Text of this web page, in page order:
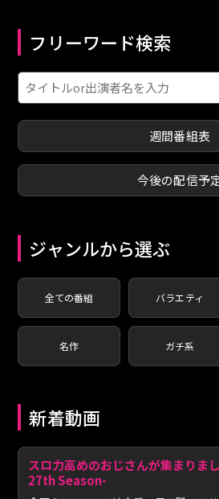
フリーワード検索
週間番組表
今後の配信予
ジャンルから選ぶ
全ての番組 バラエティ
名作 ガチ系
新着動画
スロ力高めのおじさんが集まりま
27th Season-